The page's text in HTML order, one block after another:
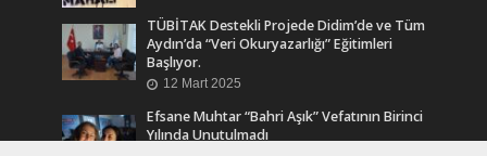
TÜBİTAK Destekli Projede Didim’de ve Tüm
Aydın’da “Veri Okuryazarlığı” Eğitimleri
Başlıyor.
12 Mart 2025
Efsane Muhtar “Bahri Aşık” Vefatının Birinci
Yılında Unutulmadı